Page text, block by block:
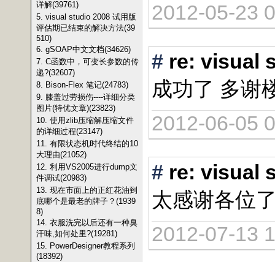
详解(39761)
5. visual studio 2008 试用版
评估期已结束的解决方法(39
510)
6. gSOAP中文文档(34626)
7. C函数中，可变长参数的传
递?(32607)
8. Bison-Flex 笔记(24783)
9. 膝盖过劳损伤----详细分类
图片(特优文章)(23823)
10. 使用zlib压缩解压缩文件
的详细过程(23147)
11. 有限状态机时代终结的10
大理由(21052)
12. 利用VS2005进行dump文
件调试(20983)
13. 现在市面上的正红花油到
底哪个是最老的牌子？(1939
8)
14. 衣服洗完以后还有一种臭
汗味,如何处里?(19281)
15. PowerDesigner教程系列
(18392)
2012-05-23
# re: visual
成功了 多谢
2012-06-05
# re: visual
太感谢各位
2012-07-13